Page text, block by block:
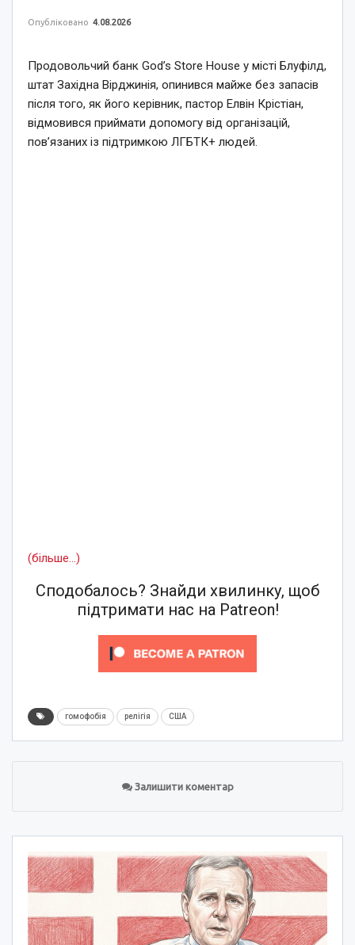
Опубліковано 4.08.2026
Продовольчий банк God’s Store House у місті Блуфілд,
штат Західна Вірджинія, опинився майже без запасів
після того, як його керівник, пастор Елвін Крістіан,
відмовився приймати допомогу від організацій,
пов’язаних із підтримкою ЛГБТК+ людей.
(більше…)
Сподобалось? Знайди хвилинку, щоб
підтримати нас на Patreon!
гомофобія релігія США
Залишити коментар